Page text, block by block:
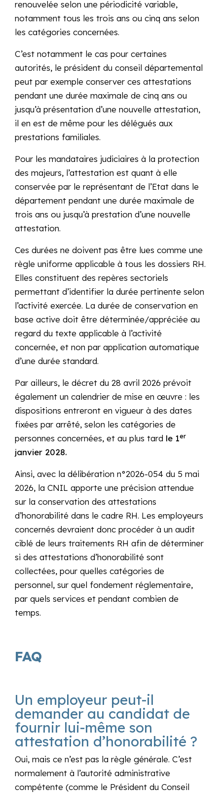
renouvelée selon une périodicité variable,
notamment tous les trois ans ou cinq ans selon
les catégories concernées.
C’est notamment le cas pour certaines
autorités, le président du conseil départemental
peut par exemple conserver ces attestations
pendant une durée maximale de cinq ans ou
jusqu’à présentation d’une nouvelle attestation,
il en est de même pour les délégués aux
prestations familiales.
Pour les mandataires judiciaires à la protection
des majeurs, l’attestation est quant à elle
conservée par le représentant de l’Etat dans le
département pendant une durée maximale de
trois ans ou jusqu’à prestation d’une nouvelle
attestation.
Ces durées ne doivent pas être lues comme une
règle uniforme applicable à tous les dossiers RH.
Elles constituent des repères sectoriels
permettant d’identifier la durée pertinente selon
l’activité exercée. La durée de conservation en
base active doit être déterminée/appréciée au
regard du texte applicable à l’activité
concernée, et non par application automatique
d’une durée standard.
Par ailleurs, le décret du 28 avril 2026 prévoit
également un calendrier de mise en œuvre : les
dispositions entreront en vigueur à des dates
fixées par arrêté, selon les catégories de
personnes concernées, et au plus tard le 1er
janvier 2028.
Ainsi, avec la délibération n°2026-054 du 5 mai
2026, la CNIL apporte une précision attendue
sur la conservation des attestations
d’honorabilité dans le cadre RH. Les employeurs
concernés devraient donc procéder à un audit
ciblé de leurs traitements RH afin de déterminer
si des attestations d’honorabilité sont
collectées, pour quelles catégories de
personnel, sur quel fondement réglementaire,
par quels services et pendant combien de
temps.
FAQ
Un employeur peut-il
demander au candidat de
fournir lui-même son
attestation d’honorabilité ?
Oui, mais ce n’est pas la règle générale. C’est
normalement à l’autorité administrative
compétente (comme le Président du Conseil